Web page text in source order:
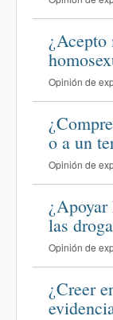
¿Acepto
Opinión de
o a un
Opinión de
las
Opinión de
¿Creer